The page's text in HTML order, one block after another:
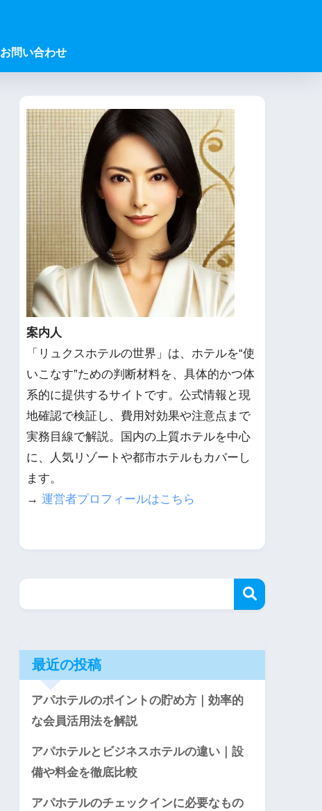
お問い合わせ
案内人
「リュクスホテルの世界」は、ホテルを“使
いこなす”ための判断材料を、具体的かつ体
系的に提供するサイトです。公式情報と現
地確認で検証し、費用対効果や注意点まで
実務目線で解説。国内の上質ホテルを中心
に、人気リゾートや都市ホテルもカバーし
ます。
→ 運営者プロフィールはこちら
最近の投稿
アパホテルのポイントの貯め方｜効率的
な会員活用法を解説
アパホテルとビジネスホテルの違い｜設
備や料金を徹底比較
アパホテルのチェックインに必要なもの